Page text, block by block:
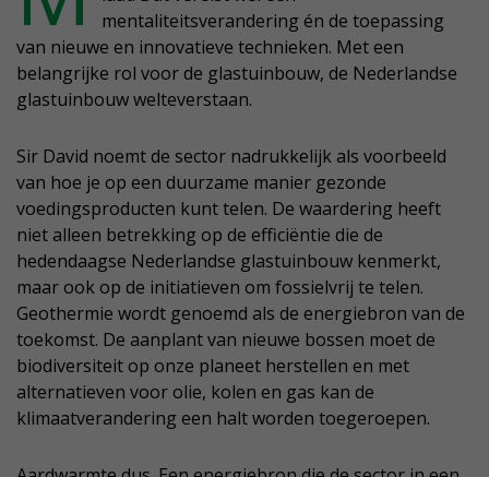
mentaliteitsverandering én de toepassing
van nieuwe en innovatieve technieken. Met een
belangrijke rol voor de glastuinbouw, de Nederlandse
glastuinbouw welteverstaan.
Sir David noemt de sector nadrukkelijk als voorbeeld
van hoe je op een duurzame manier gezonde
voedingsproducten kunt telen. De waardering heeft
niet alleen betrekking op de efficiëntie die de
hedendaagse Nederlandse glastuinbouw kenmerkt,
maar ook op de initiatieven om fossielvrij te telen.
Geothermie wordt genoemd als de energiebron van de
toekomst. De aanplant van nieuwe bossen moet de
biodiversiteit op onze planeet herstellen en met
alternatieven voor olie, kolen en gas kan de
klimaatverandering een halt worden toegeroepen.